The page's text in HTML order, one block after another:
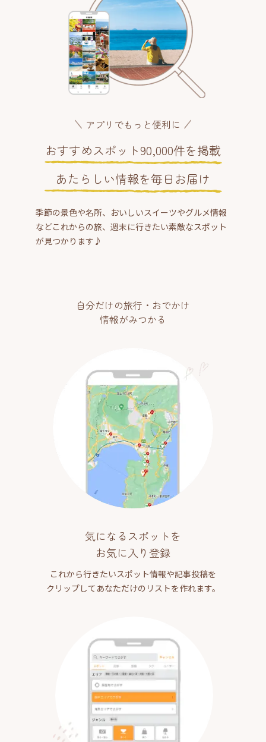
アプリでもっと便利に
おすすめスポット90,000件を掲載
あたらしい情報を毎日お届け
季節の景色や名所、おいしいスイーツやグルメ情報
などこれからの旅、週末に行きたい素敵なスポット
が見つかります♪
自分だけの旅行・おでかけ
情報がみつかる
気になるスポットを
お気に入り登録
これから行きたいスポット情報や記事投稿を
クリップしてあなただけのリストを作れます。